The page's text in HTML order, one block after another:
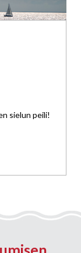
sielun peili!